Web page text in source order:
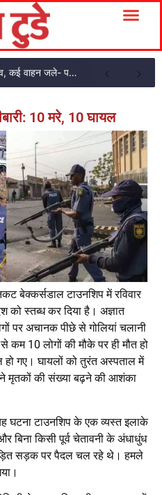
बिहार: सड़क हादसे के बाद पटना में तनाव, कई वाहन जले- पथराव हुआ
10 मरे, 10 घायल
बेक्कर्सडाल टाउनशिप में रविवार
को स्तब्ध कर दिया है। अज्ञात
पर अचानक पीछे से गोलियां चलानी
10 लोगों की मौके पर ही मौत हो
गए। घायलों को तुरंत अस्पताल में
ने मृतकों की संख्या बढ़ने की आशंका
घटना टाउनशिप के एक व्यस्त इलाके
बिना किसी पूर्व चेतावनी के अंधाधुंध
सड़क पर पैदल चल रहे थे। हमले